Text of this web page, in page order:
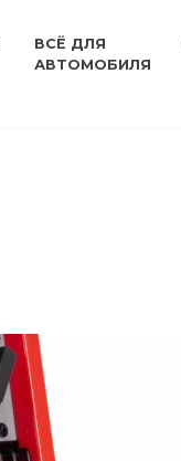
ВСЁ ДЛЯ
АВТОМОБИЛЯ